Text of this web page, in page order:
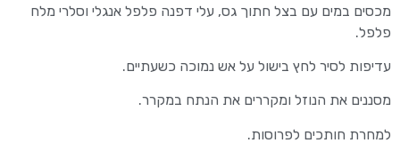
מכסים במים עם בצל חתוך גס, עלי דפנה פלפל אנגלי וסלרי מלח
פלפל.
עדיפות לסיר לחץ בישול על אש נמוכה כשעתיים.
מסננים את הנוזל ומקררים את הנתח במקרר.
למחרת חותכים לפרוסות.